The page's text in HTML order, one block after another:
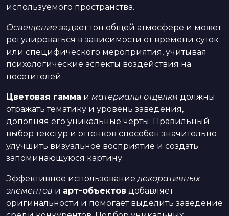
используемого пространства.
Освещение задает тон общей атмосфере и может
регулироваться в зависимости от времени суток
или специфического мероприятия, учитывая
психологические аспекты воздействия на
посетителей.
Цветовая гамма и материалы отделки должны
отражать тематику и уровень заведения,
дополняя его уникальные черты. Правильный
выбор текстур и оттенков способен значительно
улучшить визуальное восприятие и создать
запоминающуюся картину.
Эффективное использованиедекоративных
элементов и арт-объектов добавляет
оригинальности и помогает выделить заведение